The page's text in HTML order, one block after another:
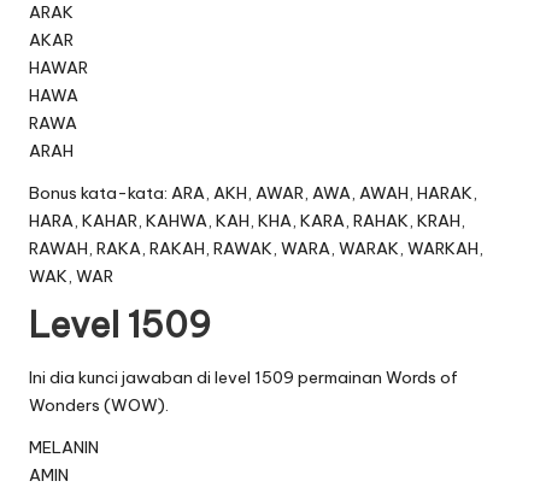
ARAK
AKAR
HAWAR
HAWA
RAWA
ARAH
Bonus kata-kata: ARA, AKH, AWAR, AWA, AWAH, HARAK,
HARA, KAHAR, KAHWA, KAH, KHA, KARA, RAHAK, KRAH,
RAWAH, RAKA, RAKAH, RAWAK, WARA, WARAK, WARKAH,
WAK, WAR
Level 1509
Ini dia kunci jawaban di level 1509 permainan Words of
Wonders (WOW).
MELANIN
AMIN